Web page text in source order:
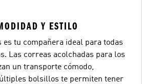
Y ESTILO
es tu compañera ideal para todas
Las correas acolchadas para los
un transporte cómodo,
bolsillos te permiten tener